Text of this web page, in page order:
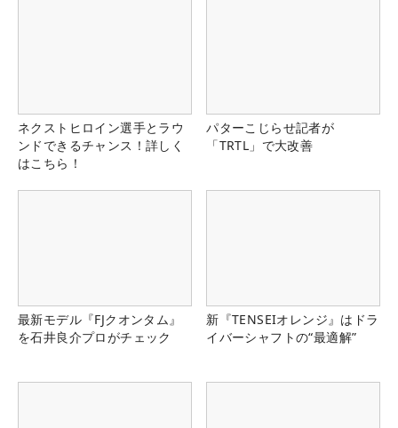
ネクストヒロイン選手とラウ
ンドできるチャンス！詳しく
はこちら！
パターこじらせ記者が
「TRTL」で大改善
最新モデル『FJクオンタム』
を石井良介プロがチェック
新『TENSEIオレンジ』はドラ
イバーシャフトの“最適解”